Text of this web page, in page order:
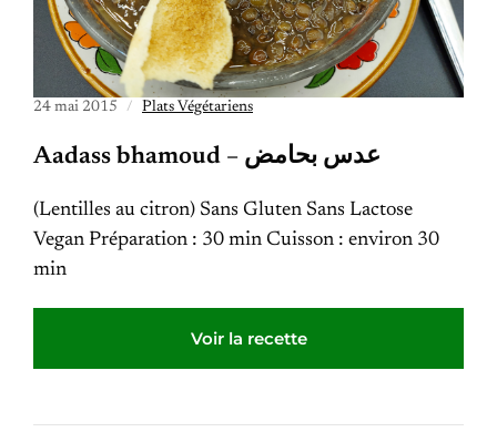
24 mai 2015 Plats Végétariens
Aadass bhamoud – عدس بحامض
(Lentilles au citron) Sans Gluten Sans Lactose
Vegan Préparation : 30 min Cuisson : environ 30
min
Voir la recette